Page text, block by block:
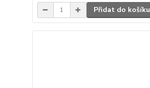
Přidat do košíku